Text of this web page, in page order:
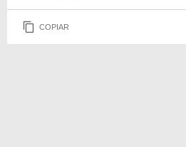
COPIAR